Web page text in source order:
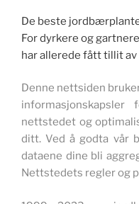
De beste
For dyrkere og
har allerede fått tillit
Denne nettsiden
nettstedet og
ditt. Ved å godta vår
dataene dine bli
Nettstedets regler og